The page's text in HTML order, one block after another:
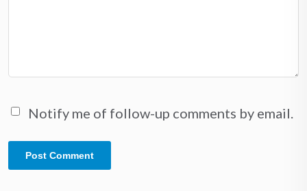
Notify me of follow-up comments by email.